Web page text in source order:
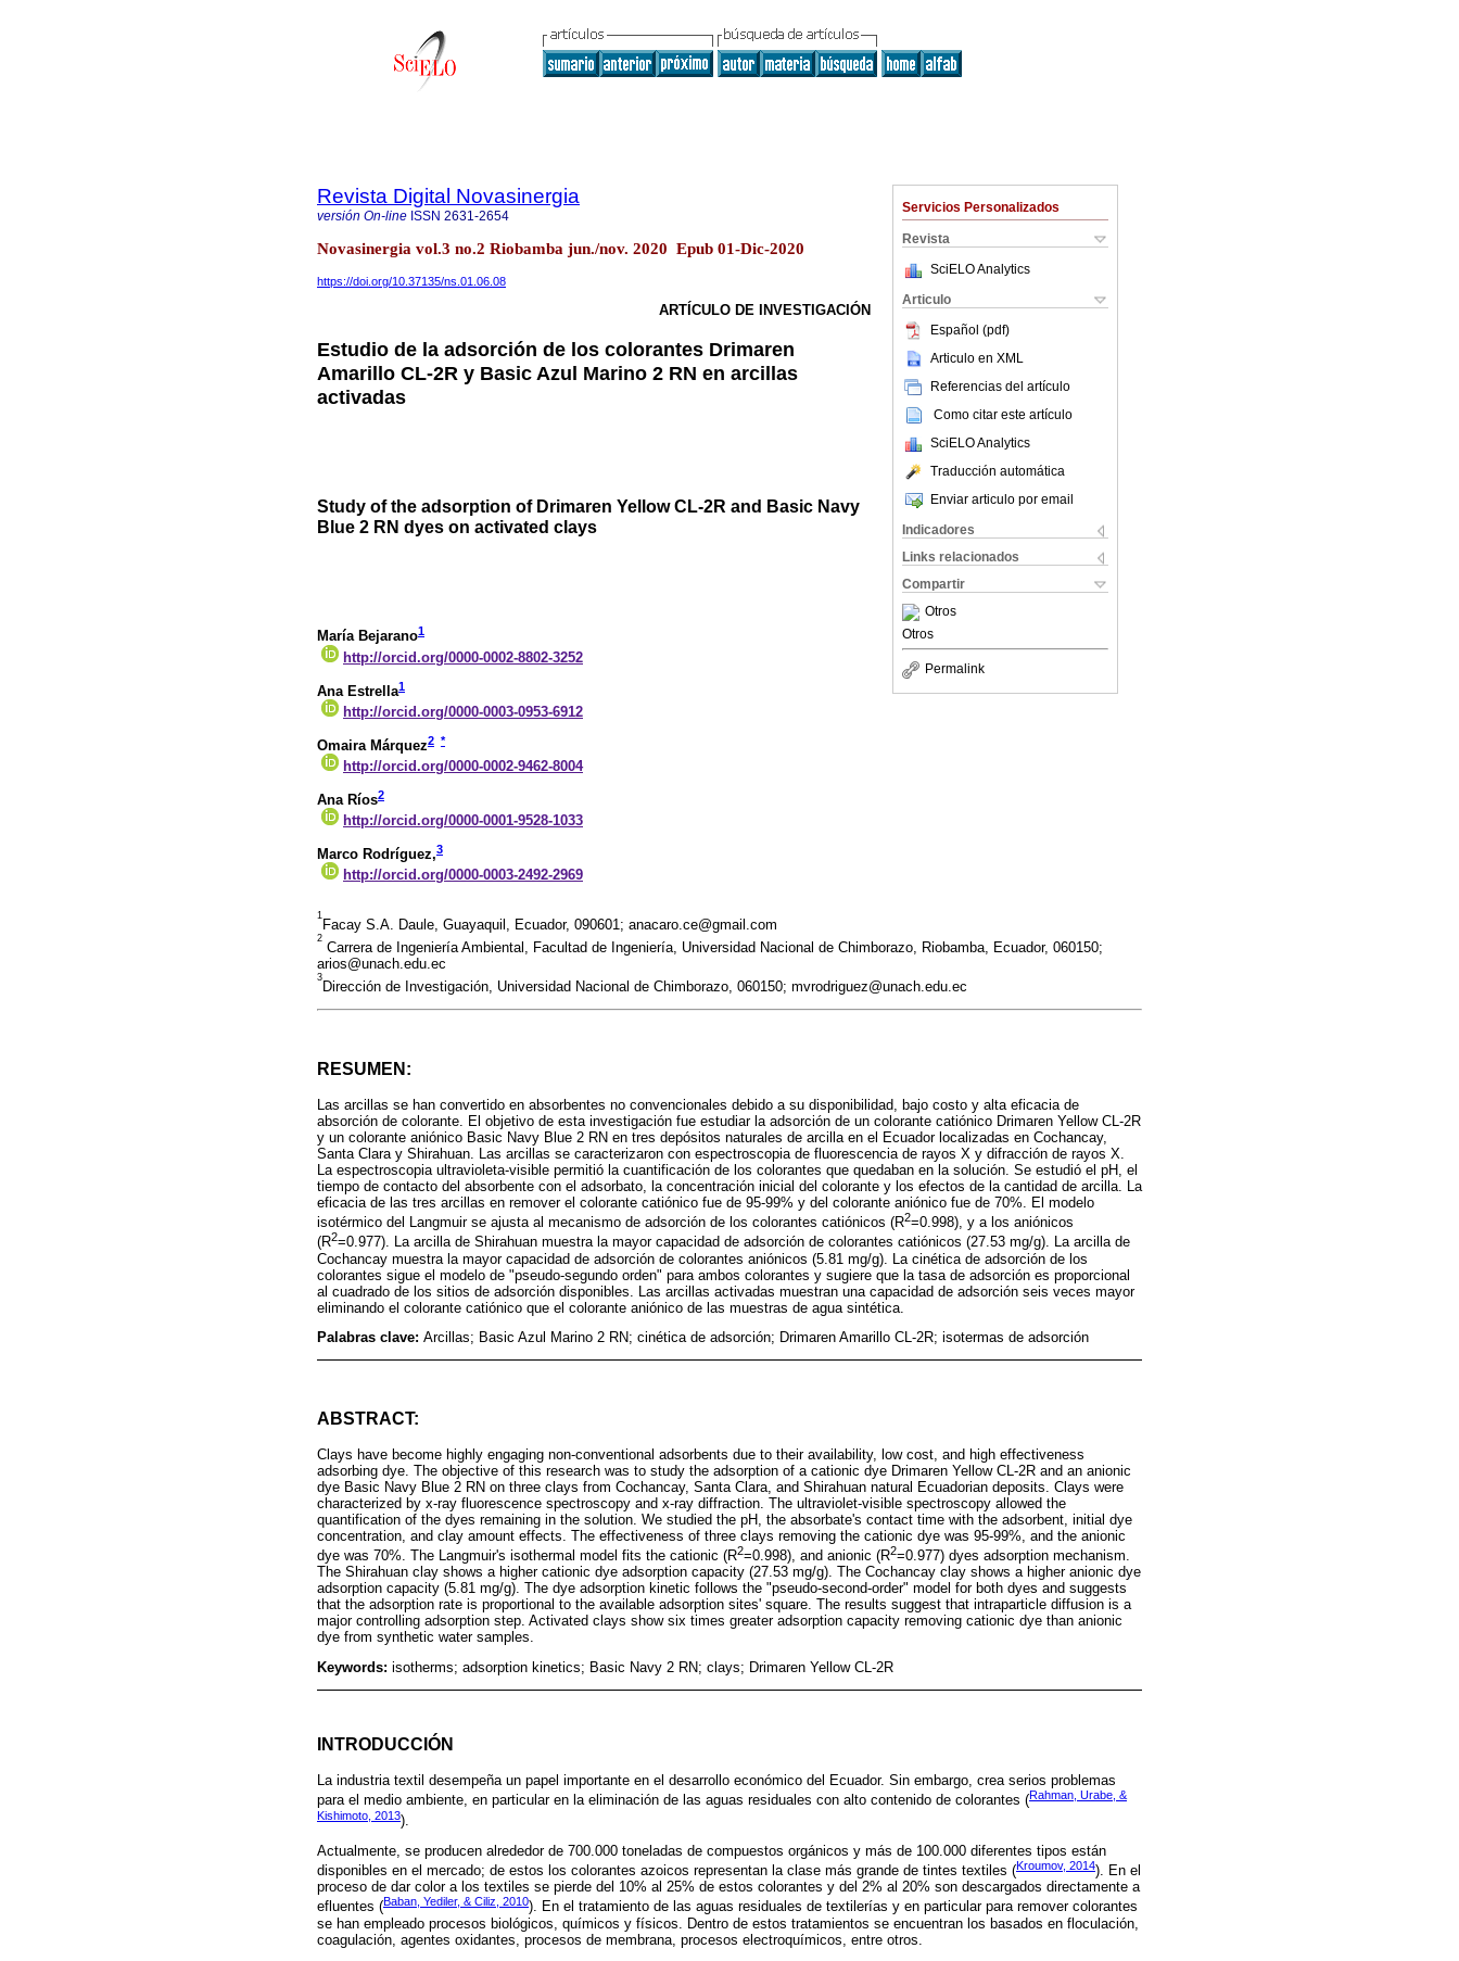
Servicios Personalizados
Revista
SciELO Analytics
Articulo
Español (pdf)
Articulo en XML
Referencias del artículo
Como citar este artículo
SciELO Analytics
Traducción automática
Enviar articulo por email
Indicadores
Links relacionados
Compartir
Otros
Otros
Permalink
Revista Digital Novasinergia
versión On-line ISSN 2631-2654
Novasinergia vol.3 no.2 Riobamba jun./nov. 2020 Epub 01-Dic-2020
https://doi.org/10.37135/ns.01.06.08
ARTÍCULO DE INVESTIGACIÓN
Estudio de la adsorción de los colorantes Drimaren
Amarillo CL-2R y Basic Azul Marino 2 RN en arcillas
activadas
Study of the adsorption of Drimaren Yellow CL-2R and Basic Navy
Blue 2 RN dyes on activated clays
María Bejarano1
http://orcid.org/0000-0002-8802-3252
Ana Estrella1
http://orcid.org/0000-0003-0953-6912
Omaira Márquez2 *
http://orcid.org/0000-0002-9462-8004
Ana Ríos2
http://orcid.org/0000-0001-9528-1033
Marco Rodríguez,3
http://orcid.org/0000-0003-2492-2969
1
Facay S.A. Daule, Guayaquil, Ecuador, 090601; anacaro.ce@gmail.com
2
Carrera de Ingeniería Ambiental, Facultad de Ingeniería, Universidad Nacional de Chimborazo, Riobamba, Ecuador, 060150;
arios@unach.edu.ec
3
Dirección de Investigación, Universidad Nacional de Chimborazo, 060150; mvrodriguez@unach.edu.ec
RESUMEN:
Las arcillas se han convertido en absorbentes no convencionales debido a su disponibilidad, bajo costo y alta eficacia de
absorción de colorante. El objetivo de esta investigación fue estudiar la adsorción de un colorante catiónico Drimaren Yellow CL-2R
y un colorante aniónico Basic Navy Blue 2 RN en tres depósitos naturales de arcilla en el Ecuador localizadas en Cochancay,
Santa Clara y Shirahuan. Las arcillas se caracterizaron con espectroscopia de fluorescencia de rayos X y difracción de rayos X.
La espectroscopia ultravioleta-visible permitió la cuantificación de los colorantes que quedaban en la solución. Se estudió el pH, el
tiempo de contacto del absorbente con el adsorbato, la concentración inicial del colorante y los efectos de la cantidad de arcilla. La
eficacia de las tres arcillas en remover el colorante catiónico fue de 95-99% y del colorante aniónico fue de 70%. El modelo
isotérmico del Langmuir se ajusta al mecanismo de adsorción de los colorantes catiónicos (R2=0.998), y a los aniónicos
(R2=0.977). La arcilla de Shirahuan muestra la mayor capacidad de adsorción de colorantes catiónicos (27.53 mg/g). La arcilla de
Cochancay muestra la mayor capacidad de adsorción de colorantes aniónicos (5.81 mg/g). La cinética de adsorción de los
colorantes sigue el modelo de "pseudo-segundo orden" para ambos colorantes y sugiere que la tasa de adsorción es proporcional
al cuadrado de los sitios de adsorción disponibles. Las arcillas activadas muestran una capacidad de adsorción seis veces mayor
eliminando el colorante catiónico que el colorante aniónico de las muestras de agua sintética.
Palabras clave: Arcillas; Basic Azul Marino 2 RN; cinética de adsorción; Drimaren Amarillo CL-2R; isotermas de adsorción
ABSTRACT:
Clays have become highly engaging non-conventional adsorbents due to their availability, low cost, and high effectiveness
adsorbing dye. The objective of this research was to study the adsorption of a cationic dye Drimaren Yellow CL-2R and an anionic
dye Basic Navy Blue 2 RN on three clays from Cochancay, Santa Clara, and Shirahuan natural Ecuadorian deposits. Clays were
characterized by x-ray fluorescence spectroscopy and x-ray diffraction. The ultraviolet-visible spectroscopy allowed the
quantification of the dyes remaining in the solution. We studied the pH, the absorbate's contact time with the adsorbent, initial dye
concentration, and clay amount effects. The effectiveness of three clays removing the cationic dye was 95-99%, and the anionic
dye was 70%. The Langmuir's isothermal model fits the cationic (R2=0.998), and anionic (R2=0.977) dyes adsorption mechanism.
The Shirahuan clay shows a higher cationic dye adsorption capacity (27.53 mg/g). The Cochancay clay shows a higher anionic dye
adsorption capacity (5.81 mg/g). The dye adsorption kinetic follows the "pseudo-second-order" model for both dyes and suggests
that the adsorption rate is proportional to the available adsorption sites' square. The results suggest that intraparticle diffusion is a
major controlling adsorption step. Activated clays show six times greater adsorption capacity removing cationic dye than anionic
dye from synthetic water samples.
Keywords: isotherms; adsorption kinetics; Basic Navy 2 RN; clays; Drimaren Yellow CL-2R
INTRODUCCIÓN
La industria textil desempeña un papel importante en el desarrollo económico del Ecuador. Sin embargo, crea serios problemas
para el medio ambiente, en particular en la eliminación de las aguas residuales con alto contenido de colorantes (Rahman, Urabe, &
Kishimoto, 2013).
Actualmente, se producen alrededor de 700.000 toneladas de compuestos orgánicos y más de 100.000 diferentes tipos están
disponibles en el mercado; de estos los colorantes azoicos representan la clase más grande de tintes textiles (Kroumov, 2014). En el
proceso de dar color a los textiles se pierde del 10% al 25% de estos colorantes y del 2% al 20% son descargados directamente a
efluentes (Baban, Yediler, & Ciliz, 2010). En el tratamiento de las aguas residuales de textilerías y en particular para remover colorantes
se han empleado procesos biológicos, químicos y físicos. Dentro de estos tratamientos se encuentran los basados en floculación,
coagulación, agentes oxidantes, procesos de membrana, procesos electroquímicos, entre otros.